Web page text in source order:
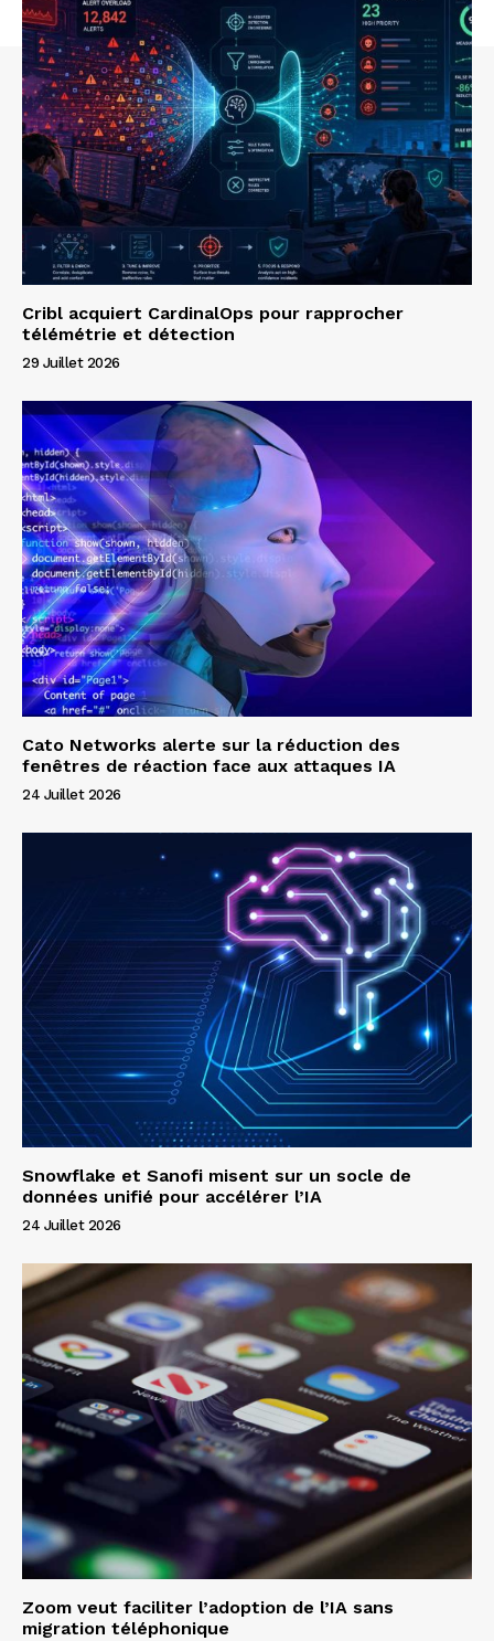
Cribl acquiert CardinalOps pour rapprocher
télémétrie et détection
29 Juillet 2026
Cato Networks alerte sur la réduction des
fenêtres de réaction face aux attaques IA
24 Juillet 2026
Snowflake et Sanofi misent sur un socle de
données unifié pour accélérer l’IA
24 Juillet 2026
Zoom veut faciliter l’adoption de l’IA sans
migration téléphonique